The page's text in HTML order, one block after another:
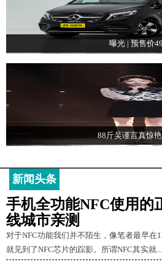
曝光 | 预售价
88斤吴谨言真惊
新闻头条
手机全功能NFC使用的
线城市亲测
对于NFC功能我们并不陌生，像笔者最早在
就见到了NFC芯片的踪影。所谓NFC其实就...